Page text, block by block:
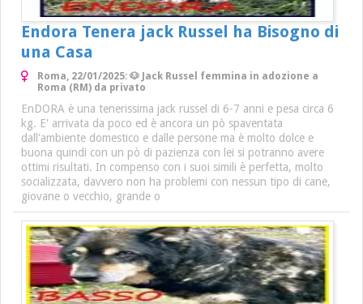
Endora Tenera jack Russel ha Bisogno di
una Casa
Roma, 22/01/2025: 🐶 Jack Russel femmina in adozione a
Roma (RM) da privato
EnDORA è una tenerissima jack russel di 6-7 anni e pesa circa 6
kg. E' arrivata da poco ed è ancora un pò spaventata
dall'ambiente domestico e dalle persone ma è molto dolce e
buona quindi con un pò di pazienza con lei si potranno avere
ottimi risultati. In compenso con i suoi simili è perfetta, molto
socializzata, davvero non ha problemi con nessun tipo di cane,
giovane o vecchio, grande o